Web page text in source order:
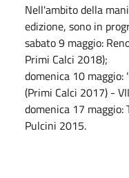
Nell'ambito della
edizione, sono in
sabato 9 maggio:
Primi Calci 2018);
domenica 10
(Primi Calci 2017) -
domenica 17
Pulcini 2015.